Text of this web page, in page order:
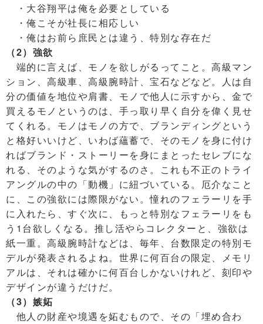
・大谷翔平は俺を必要としている
・俺こそが社長に相応しい
・俺はお前ら庶民とは違う、特別な存在だ
（2）強欲
端的に言えば、モノを欲しがるってこと。高級マン
ション、高級車、高級腕時計、宝石などなど。人は自
分の価値を地位や肩書、モノで他人に示すから、金で
買えるモノというのは、手っ取り早く自分を偉く見せ
てくれる。モノはモノの方で、ブランディングという
と格好いいけど、いわば蘊蓄で、そのモノを身に付け
ればブランド・ストーリーを身にまとったセレブにな
れる、そのような気がするのさ。これも不正のトライ
アングルの中の「動機」に紐づいている。厄介なこと
に、この強欲には際限がない。憧れのフェラーリを手
に入れたら、すぐ次に、もっと特別なフェラーリをも
う1台欲しくなる。推し活やらコレクターと、強欲は
紙一重。高級腕時計などは、毎年、台数限定の特別モ
デルが発表されるよね。世界に何百台の限定、メモリ
アルは、それは確かに何百台しかないけれど、刻印や
デザインが違うだけだ。
（3）嫉妬
他人の財産や境遇を妬むもので、その「埋め合わ